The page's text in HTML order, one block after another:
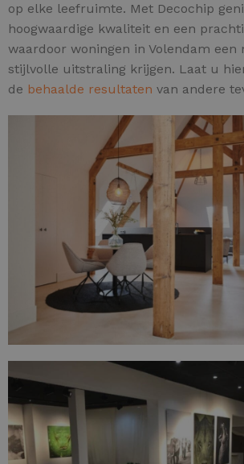
op elke leefruimte. Met Decochip
hoogwaardige kwaliteit en een
waardoor woningen in Volendam een
stijlvolle uitstraling krijgen. Laat u
de behaalde resultaten van andere